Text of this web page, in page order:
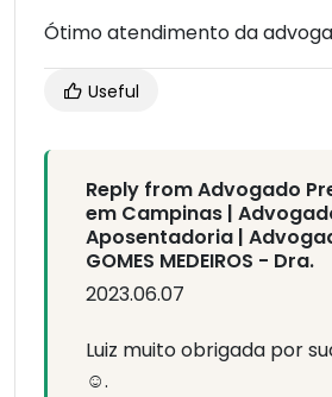
Ótimo atendimento da
Useful
Reply from Advogado
em Campinas |
Aposentadoria |
GOMES MEDEIROS - Dra.
2023.06.07
Luiz muito obrigada por
☺️.